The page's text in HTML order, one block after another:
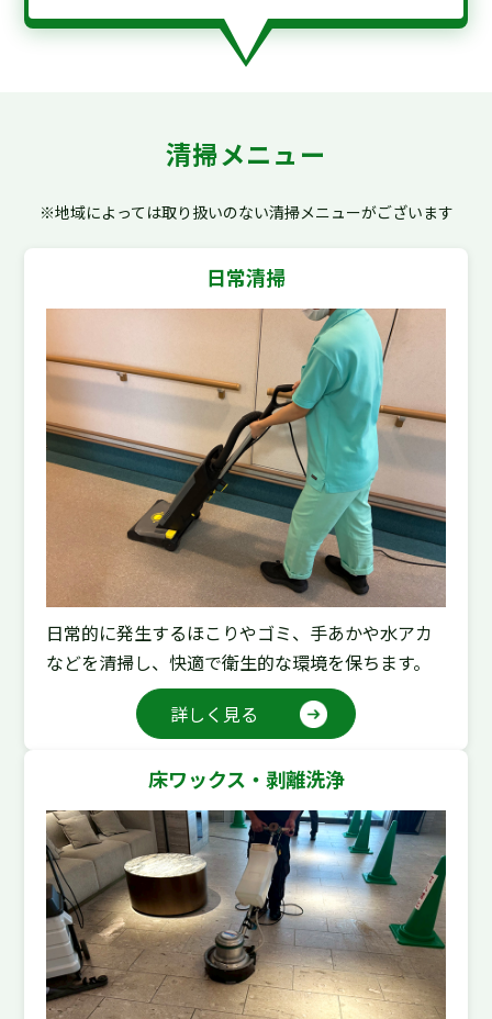
清掃メニュー
※地域によっては取り扱いのない清掃メニューがございます
日常清掃
日常的に発生するほこりやゴミ、手あかや水アカ
などを清掃し、快適で衛生的な環境を保ちます。
詳しく見る
床ワックス・剥離洗浄